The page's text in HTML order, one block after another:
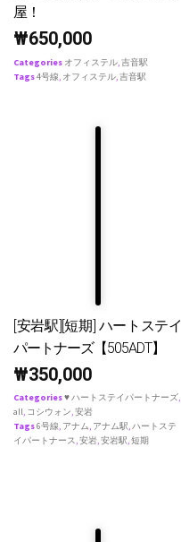
屋！
₩650,000
Categories オフィステル,吉音駅
Tags4号線, オフィステル,吉音駅
[安岩駅][短期] ハートステイ
パートナーズ【505ADT】
₩350,000
Categories♥ ハートステイパートナーズ,
all, コシウォン,安岩
Tags6号線, アナム, アナム駅,ハートステ
イパートナース,安岩,安岩駅,短期